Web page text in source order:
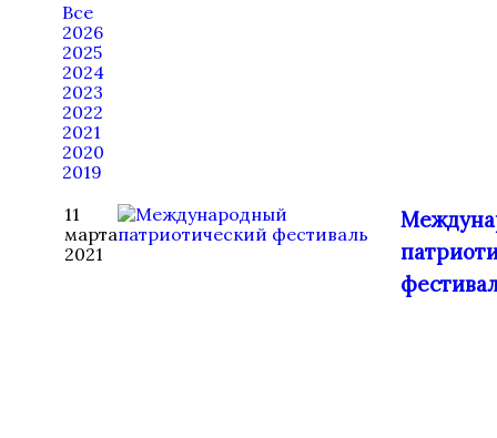
Все
2026
2025
2024
2023
2022
2021
2020
2019
11
марта
2021